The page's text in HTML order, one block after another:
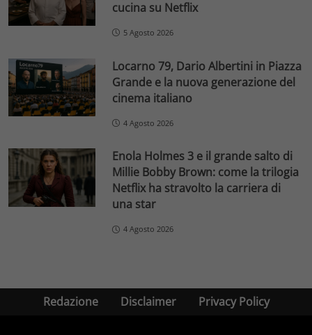
cucina su Netflix
5 Agosto 2026
Locarno 79, Dario Albertini in Piazza
Grande e la nuova generazione del
cinema italiano
4 Agosto 2026
Enola Holmes 3 e il grande salto di
Millie Bobby Brown: come la trilogia
Netflix ha stravolto la carriera di
una star
4 Agosto 2026
Redazione Disclaimer Privacy Policy